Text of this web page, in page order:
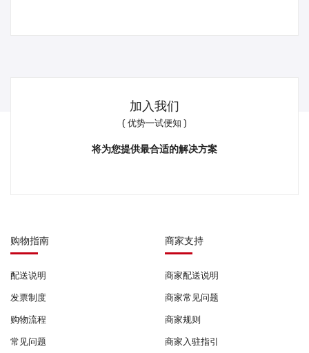
加入我们
( 优势一试便知 )
将为您提供最合适的解决方案
购物指南
配送说明
发票制度
购物流程
常见问题
商家支持
商家配送说明
商家常见问题
商家规则
商家入驻指引